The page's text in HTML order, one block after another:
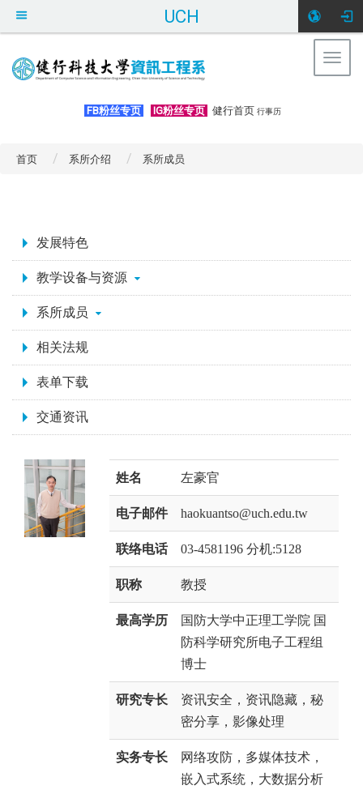
UCH
FB粉丝专页 IG粉丝专页 健行首页 行事历
首页 系所介绍 系所成员
发展特色
教学设备与资源
系所成员
相关法规
表单下载
交通资讯
姓名 左豪官
电子邮件 haokuantso@uch.edu.tw
联络电话 03-4581196 分机:5128
职称 教授
最高学历
国防大学中正理工学院 国
防科学研究所电子工程组
博士
研究专长
资讯安全，资讯隐藏，秘
密分享，影像处理
实务专长
网络攻防，多媒体技术，
嵌入式系统，大数据分析